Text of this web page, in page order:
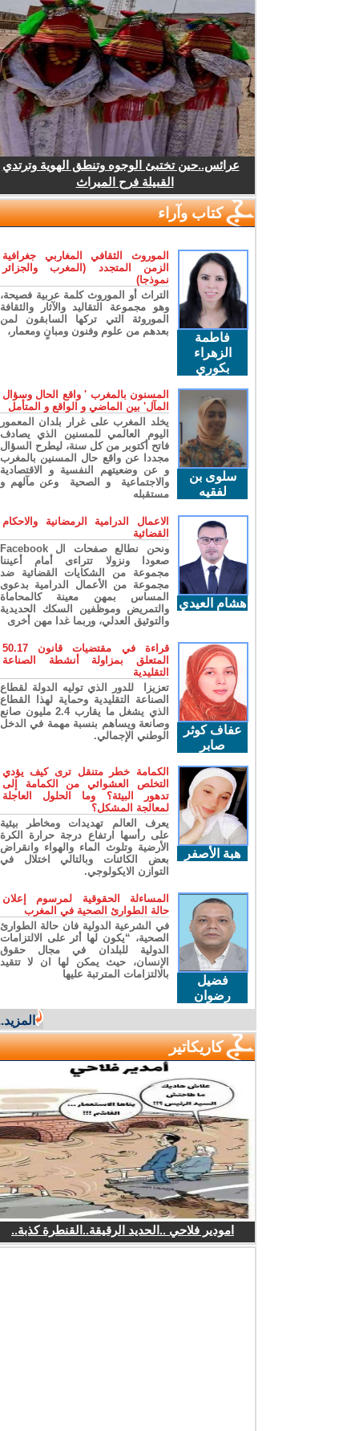
عرائس..حين تختبئ الوجوه وتنطق الهوية وترتدي
القبيلة فرح الميراث
كتاب وآراء
فاطمة
الزهراء
بكوري
الموروث الثقافي المغاربي جغرافية
الزمن المتجدد (المغرب والجزائر
نموذجا)
التراث أو الموروث كلمة عربية فصيحة،
وهو مجموعة التقاليد والآثار والثقافة
الموروثة التي تركها السابقون لمن
بعدهم من علوم وفنون ومبانٍ ومعمار،
سلوى بن
لفقيه
المسنون بالمغرب ' واقع الحال وسؤال
المآل' بين الماضي و الواقع و المتأمل
يخلد المغرب على غرار بلدان المعمور
اليوم العالمي للمسنين الذي يصادف
فاتح أكتوبر من كل سنة، ليطرح السؤال
مجددا عن واقع حال المسنين بالمغرب
و عن وضعيتهم النفسية و الاقتصادية
والاجتماعية و الصحية وعن مآلهم و
مستقبله
هشام العيدي
الاعمال الدرامية الرمضانية والاحكام
القضائية
ونحن نطالع صفحات ال Facebook
صعودا ونزولا تتراءى أمام أعيننا
مجموعة من الشكايات القضائية ضد
مجموعة من الأعمال الدرامية بدعوى
المساس بمهن معينة كالمحاماة
والتمريض وموظفين السكك الحديدية
والتوثيق العدلي، وربما غدا مهن أخرى
عفاف كوثر
صابر
قراءة في مقتضيات قانون 50.17
المتعلق بمزاولة أنشطة الصناعة
التقليدية
تعزيزا للدور الذي توليه الدولة لقطاع
الصناعة التقليدية وحماية لهذا القطاع
الذي يشغل ما يقارب 2.4 مليون صانع
وصانعة ويساهم بنسبة مهمة في الدخل
الوطني الإجمالي.
هبة الأصفر
الكمامة خطر متنقل ترى كيف يؤدي
التخلص العشوائي من الكمامة إلى
تدهور البيئة؟ وما الحلول العاجلة
لمعالجة المشكل؟
يعرف العالم تهديدات ومخاطر بيئية
على رأسها ارتفاع درجة حرارة الكرة
الأرضية وتلوث الماء والهواء وانقراض
بعض الكائنات وبالتالي اختلال في
التوازن الايكولوجي.
فضيل
رضوان
المساءلة الحقوقية لمرسوم إعلان
حالة الطوارئ الصحية في المغرب
في الشرعية الدولية فان حالة الطوارئ
الصحية، “يكون لها أثر على الالتزامات
الدولية للبلدان في مجال حقوق
الإنسان، حيث يمكن لها ان لا تتقيد
بالالتزامات المترتبة عليها
المزيد...
كاريكاتير
امودير فلاحي ..الحديد الرقيقة..القنطرة كذبة..